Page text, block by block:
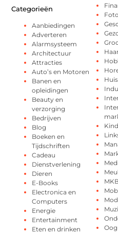
Categorieën
Aanbiedingen
Adverteren
Alarmsysteem
Architectuur
Attracties
Auto’s en Motoren
Banen en
opleidingen
Beauty en
verzorging
Bedrijven
Blog
Boeken en
Tijdschriften
Cadeau
Dienstverlening
Dieren
E-Books
Electronica en
Computers
Energie
Entertainment
Eten en drinken